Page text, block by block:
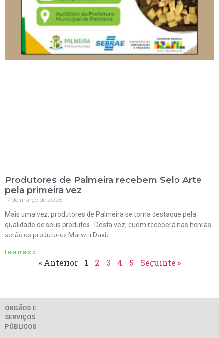
Produtores de Palmeira recebem Selo Arte
pela primeira vez
17 de março de 2026
Mais uma vez, produtores de Palmeira se torna destaque pela
qualidade de seus produtos. Desta vez, quem receberá nas honras
serão os produtores Marwin David
Leia mais »
« Anterior 1 2 3 4 5 Seguinte »
ÓRGÃOS E
SERVIÇOS
PÚBLICOS